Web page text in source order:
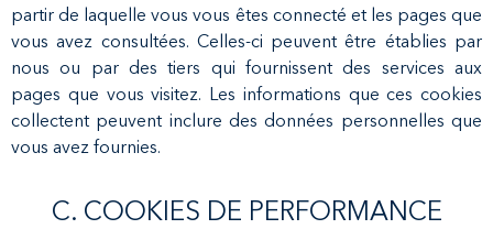
partir de laquelle vous vous êtes connecté et les pages que
vous avez consultées. Celles-ci peuvent être établies par
nous ou par des tiers qui fournissent des services aux
pages que vous visitez. Les informations que ces cookies
collectent peuvent inclure des données personnelles que
vous avez fournies.
C. COOKIES DE PERFORMANCE